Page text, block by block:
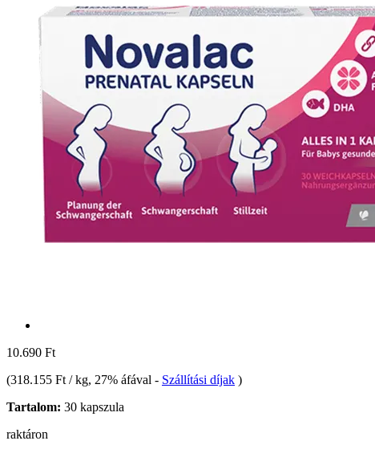
10.690 Ft
(318.155 Ft / kg, 27% áfával - Szállítási díjak )
Tartalom: 30 kapszula
raktáron